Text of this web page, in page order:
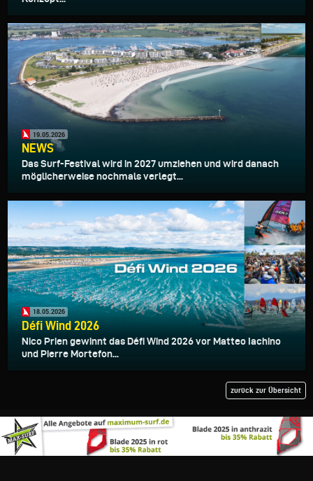
19.05.2026
NEWS
Das Surf-Festival wird in 2027 umziehen und wird danach
möglicherweise nochmals verlegt...
18.05.2026
Défi Wind 2026
Nico Prien gewinnt das Défi Wind 2026 vor Matteo Iachino
und Pierre Mortefon...
zurück zur Übersicht